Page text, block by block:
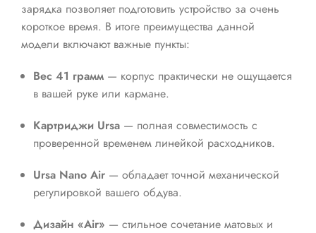
зарядка позволяет подготовить устройство за очень
короткое время. В итоге преимущества данной
модели включают важные пункты:
Вес 41 грамм — корпус практически не ощущается
в вашей руке или кармане.
Картриджи Ursa — полная совместимость с
проверенной временем линейкой расходников.
Ursa Nano Air — обладает точной механической
регулировкой вашего обдува.
Дизайн «Air» — стильное сочетание матовых и